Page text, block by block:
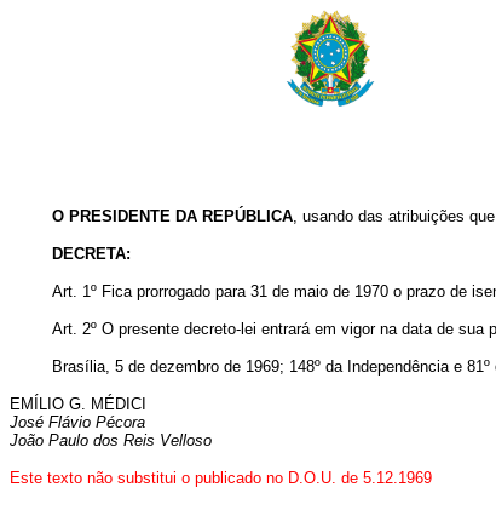
O PRESIDENTE DA REPÚBLICA, usando das atribuições
DECRETA:
Art. 1º Fica prorrogado para 31 de maio de 1970 o prazo de
Art. 2º O presente decreto-lei entrará em vigor na data de
Brasília, 5 de dezembro de 1969; 148º da Independência e 81º
EMÍLIO G. MÉDICI
José Flávio Pécora
João Paulo dos Reis Velloso
Este texto não substitui o publicado no D.O.U. de 5.12.1969